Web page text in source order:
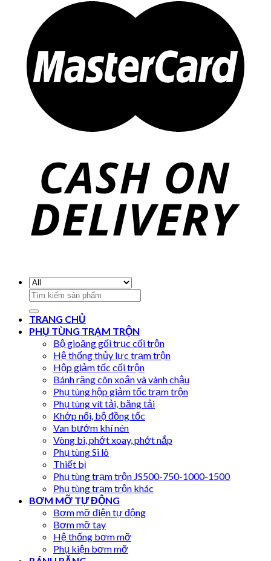
Search
for:
TRANG CHỦ
PHỤ TÙNG TRẠM TRỘN
Bộ gioăng gối trục cối trộn
Hệ thống thủy lực trạm trộn
Hộp giảm tốc cối trộn
Bánh răng côn xoắn và vành chậu
Phụ tùng hộp giảm tốc trạm trộn
Phụ tùng vít tải, băng tải
Khớp nối, bộ đồng tốc
Van bướm khí nén
Vòng bi, phớt xoay, phớt nắp
Phụ tùng Si lô
Thiết bị
Phụ tùng trạm trộn JS500-750-1000-1500
Phụ tùng trạm trộn khác
BƠM MỠ TỰ ĐỘNG
Bơm mỡ điện tự động
Bơm mỡ tay
Hệ thống bơm mỡ
Phụ kiện bơm mỡ